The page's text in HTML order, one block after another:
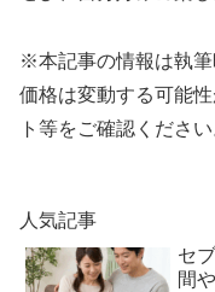
※本記事の情報は執
価格は変動する可能
ト等をご確認ください
人気記事
セ
間